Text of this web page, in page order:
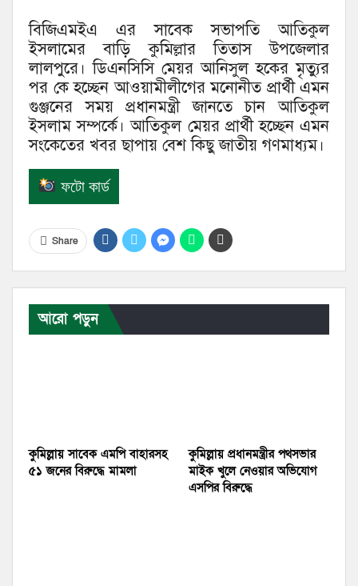
বিজিএমইএ এর সাবেক সভাপতি আতিকুল
ইসলামের বাড়ি কুমিল্লার তিতাস উপজেলার
লালপুরে। ডিএনসিসি মেয়র আনিসুল হকের মৃত্যুর
পর কে হচ্ছেন আওয়ামীলীগের মনোনীত প্রার্থী এমন
গুঞ্জনের সময় প্রধানমন্ত্রী জানতে চান আতিকুল
ইসলাম সম্পর্কে। আতিকুল মেয়র প্রার্থী হচ্ছেন এমন
সংকেতের খবর ছাপায় বেশ কিছু জাতীয় গণমাধ্যম।
ফটো কার্ড
Share
আরো পড়ুন
কুমিল্লায় সাবেক এমপি বাহারসহ
৫১ জনের বিরুদ্ধে মামলা
কুমিল্লায় প্রধানমন্ত্রীর পথসভার
মাইক খুলে নেওয়ার অভিযোগ
এসপির বিরুদ্ধে